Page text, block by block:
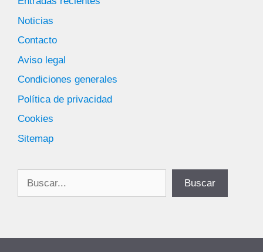
Noticias
Contacto
Aviso legal
Condiciones generales
Política de privacidad
Cookies
Sitemap
Buscar